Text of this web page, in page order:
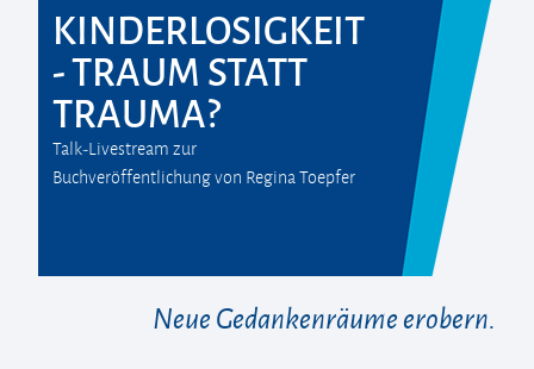
KINDERLOSIGKEIT
- TRAUM STATT
TRAUMA?
Talk-Livestream zur
Buchveröffentlichung von Regina Toepfer
Neue Gedankenräume erobern.